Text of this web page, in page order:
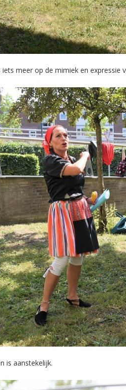
meer op de mimiek en expressie
is aanstekelijk.